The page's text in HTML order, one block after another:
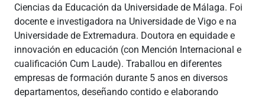
Ciencias da Educación da Universidade de Málaga. Foi
docente e investigadora na Universidade de Vigo e na
Universidade de Extremadura. Doutora en equidade e
innovación en educación (con Mención Internacional e
cualificación Cum Laude). Traballou en diferentes
empresas de formación durante 5 anos en diversos
departamentos, deseñando contido e elaborando